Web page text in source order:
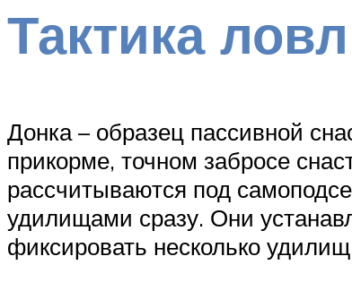
Тактика
Донка – образец пассивной
прикорме, точном забросе
рассчитываются под
удилищами сразу. Они
фиксировать несколько